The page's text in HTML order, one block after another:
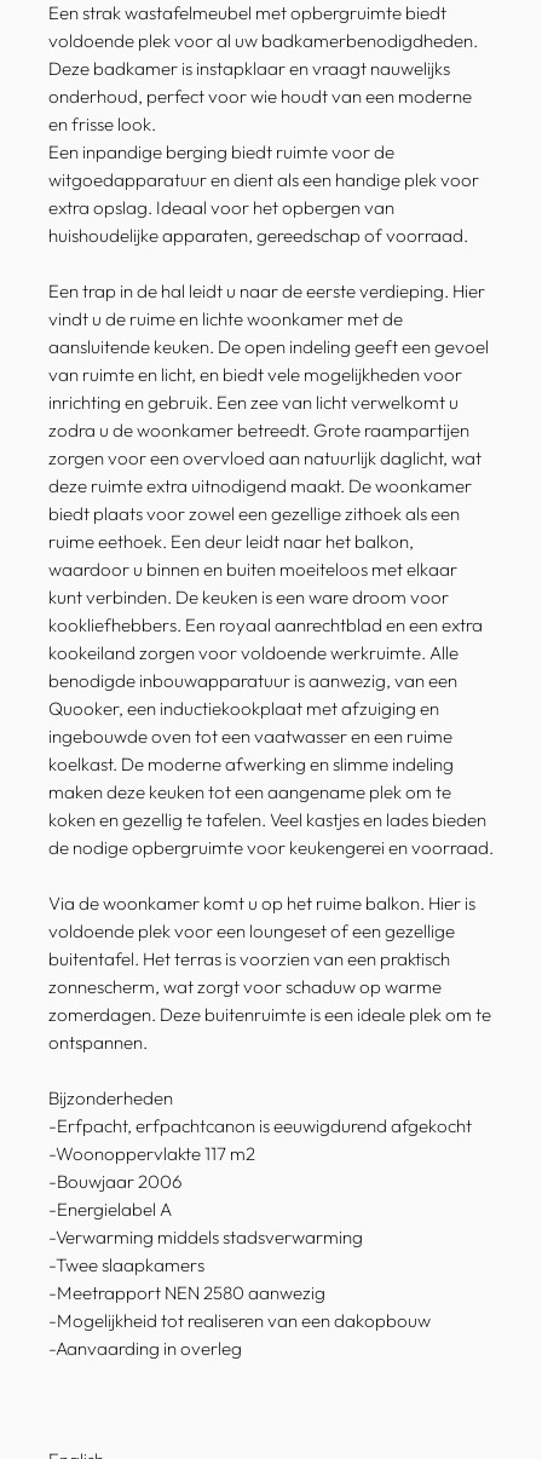
Een strak wastafelmeubel met opbergruimte biedt
voldoende plek voor al uw badkamerbenodigdheden.
Deze badkamer is instapklaar en vraagt nauwelijks
onderhoud, perfect voor wie houdt van een moderne
en frisse look.
Een inpandige berging biedt ruimte voor de
witgoedapparatuur en dient als een handige plek voor
extra opslag. Ideaal voor het opbergen van
huishoudelijke apparaten, gereedschap of voorraad.
Een trap in de hal leidt u naar de eerste verdieping. Hier
vindt u de ruime en lichte woonkamer met de
aansluitende keuken. De open indeling geeft een gevoel
van ruimte en licht, en biedt vele mogelijkheden voor
inrichting en gebruik. Een zee van licht verwelkomt u
zodra u de woonkamer betreedt. Grote raampartijen
zorgen voor een overvloed aan natuurlijk daglicht, wat
deze ruimte extra uitnodigend maakt. De woonkamer
biedt plaats voor zowel een gezellige zithoek als een
ruime eethoek. Een deur leidt naar het balkon,
waardoor u binnen en buiten moeiteloos met elkaar
kunt verbinden. De keuken is een ware droom voor
kookliefhebbers. Een royaal aanrechtblad en een extra
kookeiland zorgen voor voldoende werkruimte. Alle
benodigde inbouwapparatuur is aanwezig, van een
Quooker, een inductiekookplaat met afzuiging en
ingebouwde oven tot een vaatwasser en een ruime
koelkast. De moderne afwerking en slimme indeling
maken deze keuken tot een aangename plek om te
koken en gezellig te tafelen. Veel kastjes en lades bieden
de nodige opbergruimte voor keukengerei en voorraad.
Via de woonkamer komt u op het ruime balkon. Hier is
voldoende plek voor een loungeset of een gezellige
buitentafel. Het terras is voorzien van een praktisch
zonnescherm, wat zorgt voor schaduw op warme
zomerdagen. Deze buitenruimte is een ideale plek om te
ontspannen.
Bijzonderheden
-Erfpacht, erfpachtcanon is eeuwigdurend afgekocht
-Woonoppervlakte 117 m2
-Bouwjaar 2006
-Energielabel A
-Verwarming middels stadsverwarming
-Twee slaapkamers
-Meetrapport NEN 2580 aanwezig
-Mogelijkheid tot realiseren van een dakopbouw
-Aanvaarding in overleg